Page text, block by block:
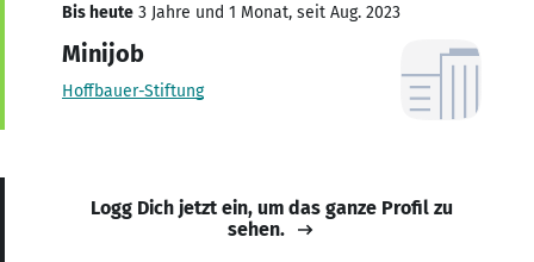
Bis heute 3 Jahre und 1 Monat, seit Aug. 2023
Minijob
Hoffbauer-Stiftung
Logg Dich jetzt ein, um das ganze Profil zu
sehen.